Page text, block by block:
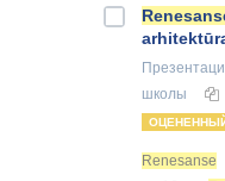
школы
Renesanse